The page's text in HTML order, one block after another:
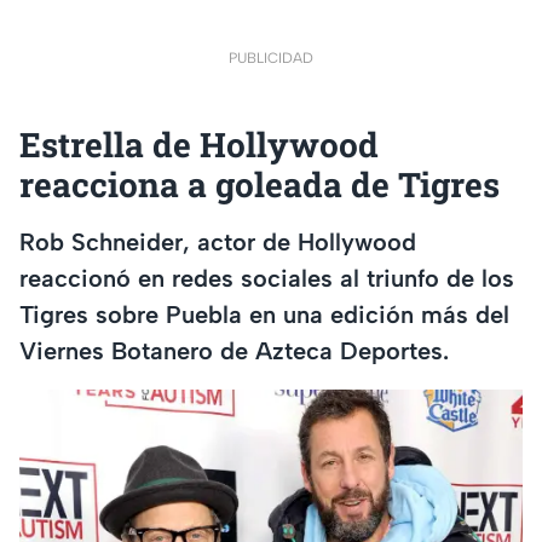
PUBLICIDAD
Estrella de Hollywood
reacciona a goleada de Tigres
Rob Schneider, actor de Hollywood
reaccionó en redes sociales al triunfo de los
Tigres sobre Puebla en una edición más del
Viernes Botanero de Azteca Deportes.